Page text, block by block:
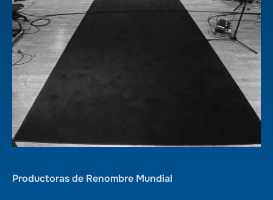
Productoras de Renombre Mundial